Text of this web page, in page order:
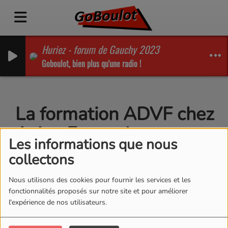
Les informations que nous
collectons
Nous utilisons des cookies pour fournir les services et les
fonctionnalités proposés sur notre site et pour améliorer
l'expérience de nos utilisateurs.
Huriez - forum de Gauchy 2023
Goboulot, bien plus qu'une radio !
La formation ADVF chez
Axion Formations